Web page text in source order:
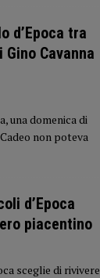
d’Epoca tra
Cavanna
una domenica di
non poteva
d’Epoca
piacentino
sceglie di rivivere